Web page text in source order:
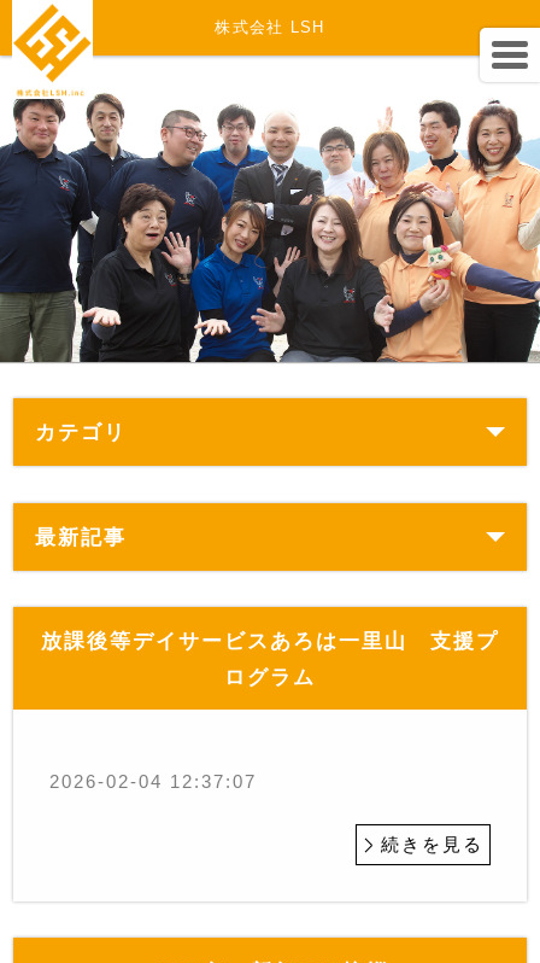
株式会社 LSH
カテゴリ
最新記事
放課後等デイサービスあろは一里山 支援プ
ログラム
2026-02-04 12:37:07
続きを見る